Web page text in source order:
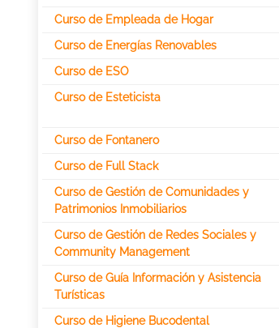
Curso de Empleada de Hogar
Curso de Energías Renovables
Curso de ESO
Curso de Esteticista
Curso de Fontanero
Curso de Full Stack
Curso de Gestión de Comunidades y
Patrimonios Inmobiliarios
Curso de Gestión de Redes Sociales y
Community Management
Curso de Guía Información y Asistencia
Turísticas
Curso de Higiene Bucodental